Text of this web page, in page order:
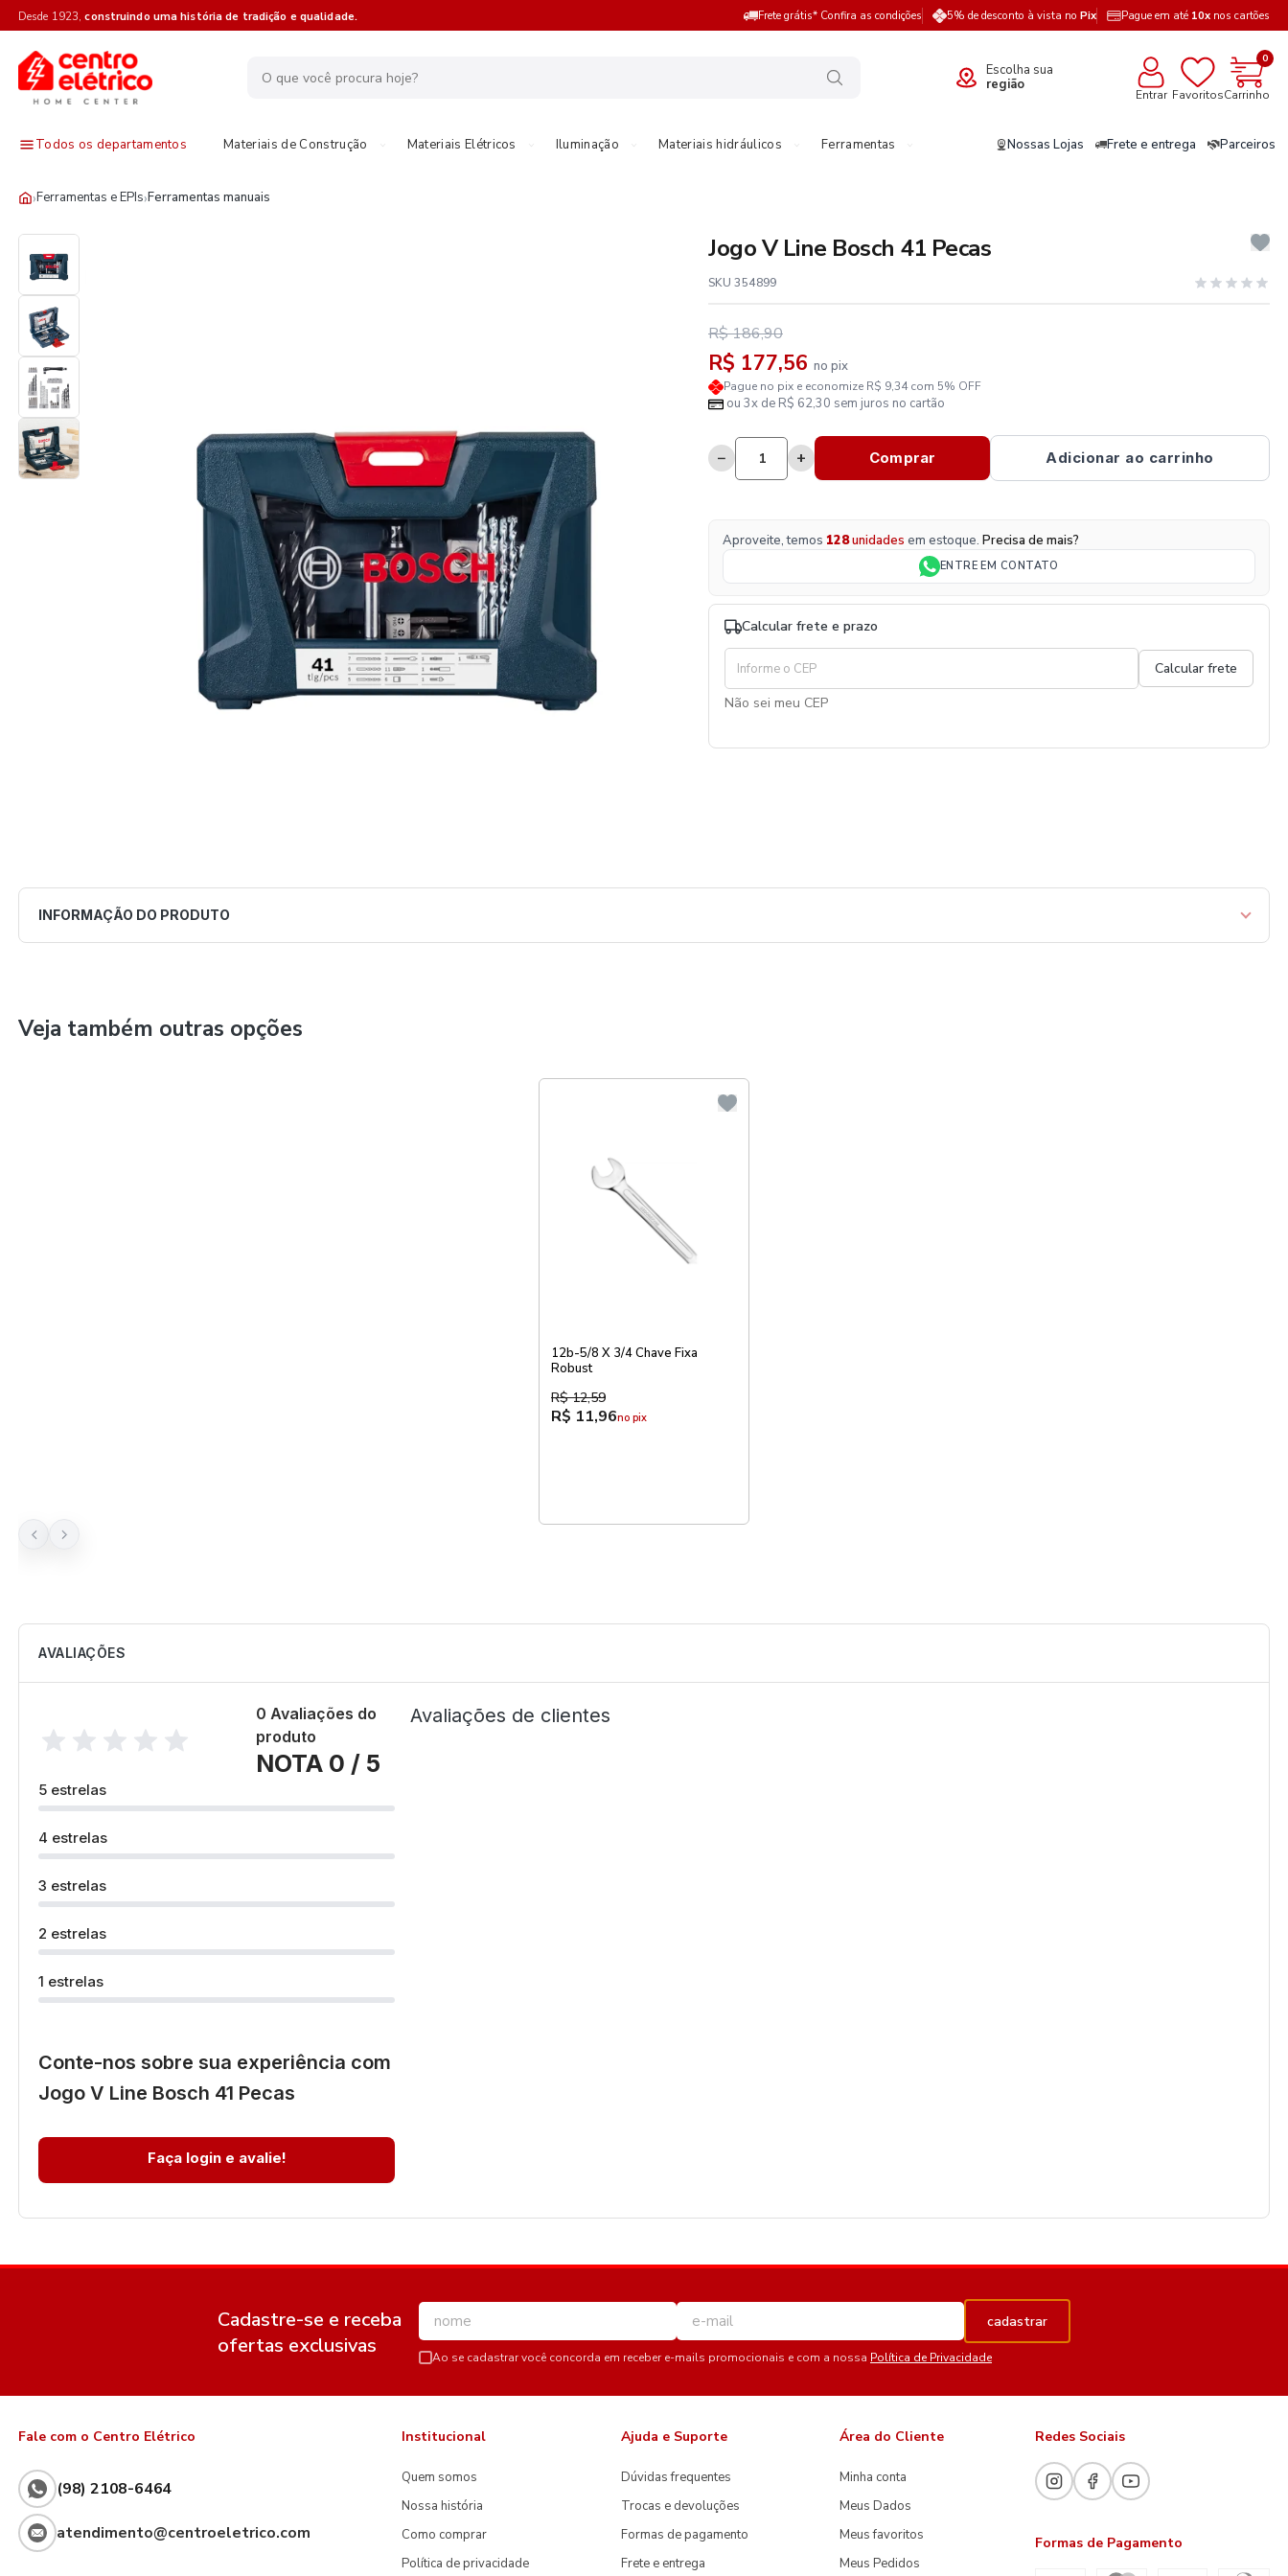
Desde 1923,construindo uma história de tradição e qualidade. Frete grátis* Confira as condições 5% de desconto à vista no Pix Pague em até 10x nos cartões
Escolha sua
região
Entrar Favoritos
0
Carrinho
Todos os departamentos Materiais de Construção Materiais Elétricos Iluminação Materiais hidráulicos Ferramentas Nossas Lojas Frete e entrega Parceiros
›Ferramentas e EPIs›Ferramentas manuais
15%OFF Jogo V Line Bosch 41 Pecas
SKU 354899
R$ 186,90
R$ 177,56 no pix
Pague no pix e economize R$ 9,34 com 5% OFF
ou 3x de R$ 62,30 sem juros no cartão
− + Comprar Adicionar ao carrinho
Aproveite, temos 128unidades em estoque. Precisa de mais?
ENTRE EM CONTATO
Calcular frete e prazo
Não sei meu CEP
INFORMAÇÃO DO PRODUTO
Veja também outras opções
12b-5/8 X 3/4 Chave Fixa
Robust
R$ 12,59
R$ 11,96no pix
AVALIAÇÕES
0 Avaliações do
produto
NOTA 0 / 5
5 estrelas
4 estrelas
3 estrelas
2 estrelas
1 estrelas
Conte-nos sobre sua experiência com
Jogo V Line Bosch 41 Pecas
Faça login e avalie!
Avaliações de clientes
Cadastre-se e receba
ofertas exclusivas
cadastrar
Ao se cadastrar você concorda em receber e-mails promocionais e com a nossa Política de Privacidade
Fale com o Centro Elétrico
(98) 2108-6464
atendimento@centroeletrico.com
Institucional
Quem somos
Nossa história
Como comprar
Política de privacidade
Ajuda e Suporte
Dúvidas frequentes
Trocas e devoluções
Formas de pagamento
Frete e entrega
Área do Cliente
Minha conta
Meus Dados
Meus favoritos
Meus Pedidos
Redes Sociais
Formas de Pagamento